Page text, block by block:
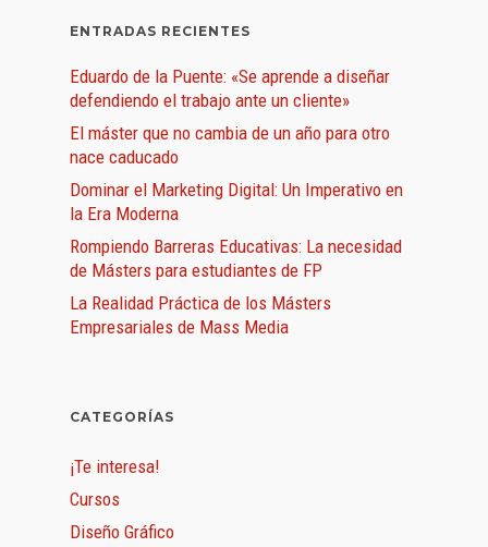
ENTRADAS RECIENTES
Eduardo de la Puente: «Se aprende a diseñar
defendiendo el trabajo ante un cliente»
El máster que no cambia de un año para otro
nace caducado
Dominar el Marketing Digital: Un Imperativo en
la Era Moderna
Rompiendo Barreras Educativas: La necesidad
de Másters para estudiantes de FP
La Realidad Práctica de los Másters
Empresariales de Mass Media
CATEGORÍAS
¡Te interesa!
Cursos
Diseño Gráfico